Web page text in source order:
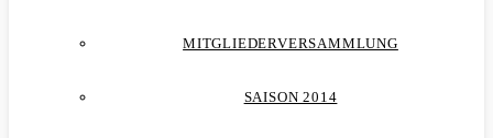
MITGLIEDERVERSAMMLUNG
SAISON 2014